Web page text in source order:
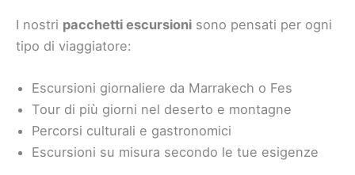
I nostri pacchetti escursioni sono pensati per ogni
tipo di viaggiatore:
Escursioni giornaliere da Marrakech o Fes
Tour di più giorni nel deserto e montagne
Percorsi culturali e gastronomici
Escursioni su misura secondo le tue esigenze